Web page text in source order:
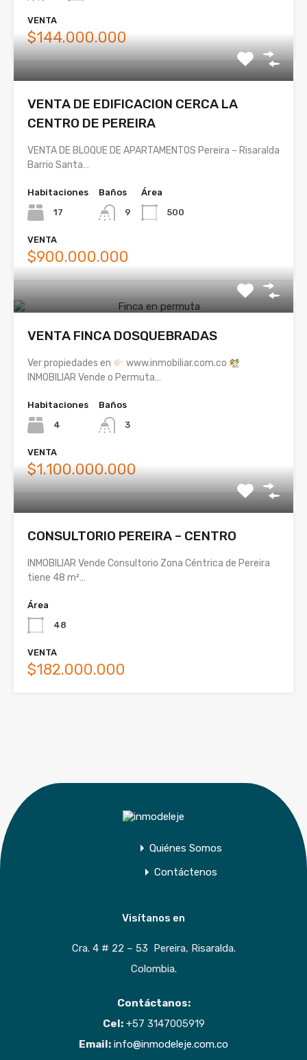
VENTA
$144.000.000
VENTA DE EDIFICACION CERCA LA
CENTRO DE PEREIRA
VENTA DE BLOQUE DE APARTAMENTOS Pereira – Risaralda
Barrio Santa…
Habitaciones
17
Baños
9
Área
500
VENTA
$900.000.000
VENTA FINCA DOSQUEBRADAS
Ver propiedades en
www.inmobiliar.com.co
INMOBILIAR Vende o Permuta…
Habitaciones
4
Baños
3
VENTA
$1.100.000.000
CONSULTORIO PEREIRA – CENTRO
INMOBILIAR Vende Consultorio Zona Céntrica de Pereira
tiene 48 m²…
Área
48
VENTA
$182.000.000
Quiénes Somos
Contáctenos
Visítanos en
Cra. 4 # 22 – 53 Pereira, Risaralda.
Colombia.
Contáctanos:
Cel:+57 3147005919
Email: info@inmodeleje.com.co